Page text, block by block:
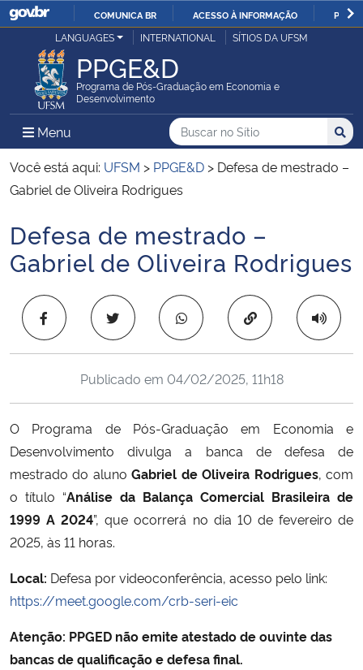
IR
O
COMUNICA BR ACESSO À INFORMAÇÃO
Ministério da Justiça e Segurança Pública
Ministério da Defesa
Ministério das Relações Exteriores
Ministério da Infraestrutura
Ministério da Educação
Ministério da Cidadania
Ministério da Ciência, Tecnologia, Inovações e Comunicações
Ministério do Meio Ambiente
Ministério do Desenvolvimento Regional
LANGUAGES INTERNATIONAL SÍTIOS DA UFSM
PPGE&D
Programa de Pós-Graduação em Economia e
Desenvolvimento
Menu Menu Principal do Sítio
Busca
Buscar no no Sítio
Busca:
Você está aqui: UFSM > PPGE&D > Defesa de mestrado –
Gabriel de Oliveira Rodrigues
Início do conteúdo
Defesa de mestrado –
Gabriel de Oliveira Rodrigues
Copiar para área
Publicado em 04/02/2025, 11h18
O Programa de Pós-Graduação em Economia e
Desenvolvimento divulga a banca de defesa de
mestrado do alunoGabriel de Oliveira Rodrigues, com
o título “Análise da Balança Comercial Brasileira de
1999 A 2024”,que ocorrerá no dia 10 de fevereiro de
2025, às 11 horas.
Local: Defesa por videoconferência, acesso pelo link:
https://meet.google.com/crb-seri-eic
Atenção: PPGED não emite atestado de ouvinte das
bancas de qualificação e defesa final.